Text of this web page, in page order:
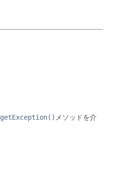
getException() メソッドを介